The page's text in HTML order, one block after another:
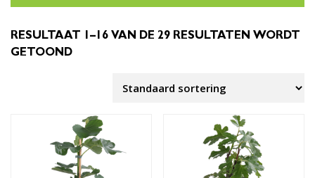
RESULTAAT 1–16 VAN DE 29 RESULTATEN WORDT
GETOOND